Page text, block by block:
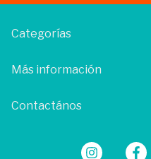
Categorías
Más información
Contactános